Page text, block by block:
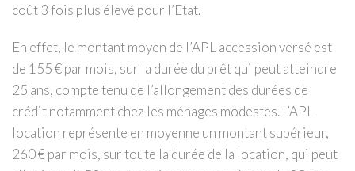
coût 3 fois plus élevé pour l’Etat.
En effet, le montant moyen de l’APL accession versé est
de 155 € par mois, sur la durée du prêt qui peut atteindre
25 ans, compte tenu de l’allongement des durées de
crédit notamment chez les ménages modestes. L’APL
location représente en moyenne un montant supérieur,
260 € par mois, sur toute la durée de la location, qui peut